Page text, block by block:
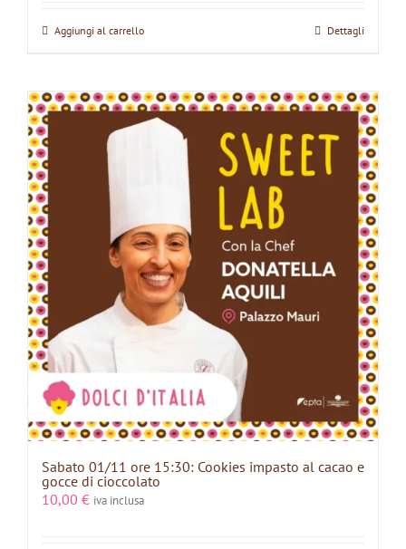
Aggiungi al carrello Dettagli
Sabato 01/11 ore 15:30: Cookies impasto al cacao e
gocce di cioccolato
10,00 € iva inclusa